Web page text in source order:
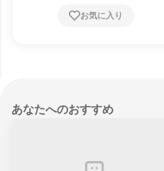
お気に入り
あなたへのおすすめ